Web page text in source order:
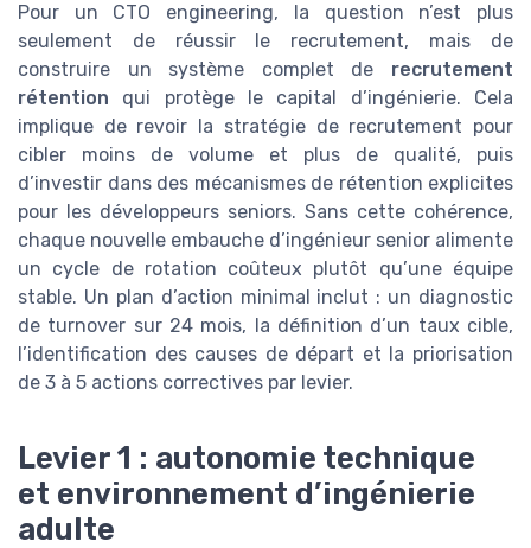
Pour un CTO engineering, la question n’est plus
seulement de réussir le recrutement, mais de
construire un système complet de recrutement
rétention qui protège le capital d’ingénierie. Cela
implique de revoir la stratégie de recrutement pour
cibler moins de volume et plus de qualité, puis
d’investir dans des mécanismes de rétention explicites
pour les développeurs seniors. Sans cette cohérence,
chaque nouvelle embauche d’ingénieur senior alimente
un cycle de rotation coûteux plutôt qu’une équipe
stable. Un plan d’action minimal inclut : un diagnostic
de turnover sur 24 mois, la définition d’un taux cible,
l’identification des causes de départ et la priorisation
de 3 à 5 actions correctives par levier.
Levier 1 : autonomie technique
et environnement d’ingénierie
adulte